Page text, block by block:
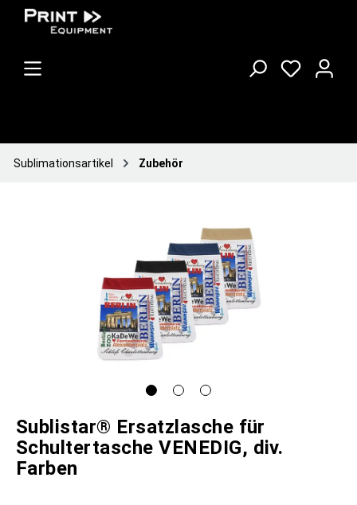
Sublimationsartikel Zubehör
Sublistar® Ersatzlasche für
Schultertasche VENEDIG, div.
Farben